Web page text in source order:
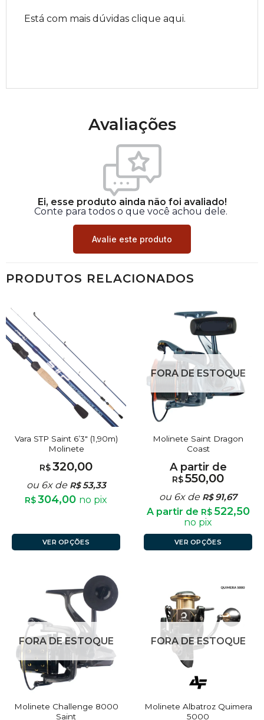
Está com mais dúvidas clique aqui.
Avaliações
Ei, esse produto ainda não foi avaliado!
Conte para todos o que você achou dele.
Avalie este produto
PRODUTOS RELACIONADOS
Vara STP Saint 6’3″ (1,90m)
Molinete
R$320,00
ou 6x de R$53,33
R$304,00 no pix
VER OPÇÕES
FORA DE ESTOQUE
Molinete Saint Dragon
Coast
A partir de
R$550,00
ou 6x de R$ 91,67
A partir de R$522,50
no pix
VER OPÇÕES
FORA DE ESTOQUE
Molinete Challenge 8000
Saint
FORA DE ESTOQUE
Molinete Albatroz Quimera
5000